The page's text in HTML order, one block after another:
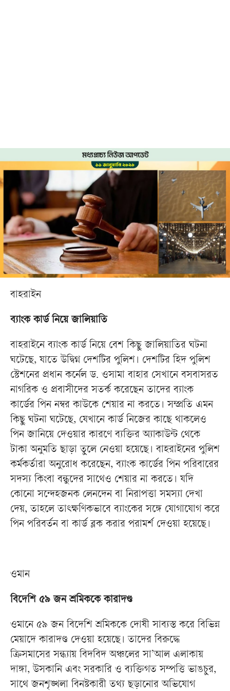
বাহরাইন
ব্যাংক কার্ড নিয়ে জালিয়াতি
বাহরাইনে ব্যাংক কার্ড নিয়ে বেশ কিছু জালিয়াতির ঘটনা
ঘটেছে, যাতে উদ্বিগ্ন দেশটির পুলিশ। দেশটির হিদ পুলিশ
স্টেশনের প্রধান কর্নেল ড. ওসামা বাহার সেখানে বসবাসরত
নাগরিক ও প্রবাসীদের সতর্ক করেছেন তাদের ব্যাংক
কার্ডের পিন নম্বর কাউকে শেয়ার না করতে। সম্প্রতি এমন
কিছু ঘটনা ঘটেছে, যেখানে কার্ড নিজের কাছে থাকলেও
পিন জানিয়ে দেওয়ার কারণে ব্যক্তির অ্যাকাউন্ট থেকে
টাকা অনুমতি ছাড়া তুলে নেওয়া হয়েছে। বাহরাইনের পুলিশ
কর্মকর্তারা অনুরোধ করেছেন, ব্যাংক কার্ডের পিন পরিবারের
সদস্য কিংবা বন্ধুদের সাথেও শেয়ার না করতে। যদি
কোনো সন্দেহজনক লেনদেন বা নিরাপত্তা সমস্যা দেখা
দেয়, তাহলে তাৎক্ষণিকভাবে ব্যাংকের সঙ্গে যোগাযোগ করে
পিন পরিবর্তন বা কার্ড ব্লক করার পরামর্শ দেওয়া হয়েছে।
ওমান
বিদেশি ৫৯ জন শ্রমিককে কারাদণ্ড
ওমানে ৫৯ জন বিদেশি শ্রমিককে দোষী সাব্যস্ত করে বিভিন্ন
মেয়াদে কারাদণ্ড দেওয়া হয়েছে। তাদের বিরুদ্ধে
ক্রিসমাসের সন্ধ্যায় বিদবিদ অঞ্চলের সা’আল এলাকায়
দাঙ্গা, উসকানি এবং সরকারি ও ব্যক্তিগত সম্পত্তি ভাঙচুর,
সাথে জনশৃঙ্খলা বিনষ্টকারী তথ্য ছড়ানোর অভিযোগ